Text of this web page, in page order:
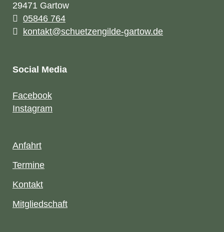
29471 Gartow
05846 764
kontakt@schuetzengilde-gartow.de
Social Media
Facebook
Instagram
Anfahrt
Termine
Kontakt
Mitgliedschaft